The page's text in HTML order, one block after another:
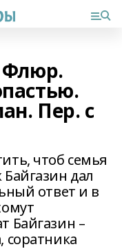
Флюр.
Пер. с
чтоб семья
дал
ответ и в
Байгазин –
соратника